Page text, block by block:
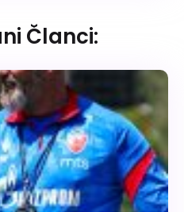
Članci: